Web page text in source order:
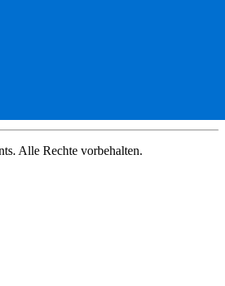
Alle Rechte vorbehalten.